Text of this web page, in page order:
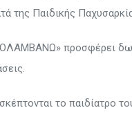
της Παιδικής
προσφέρει
το παιδίατρο